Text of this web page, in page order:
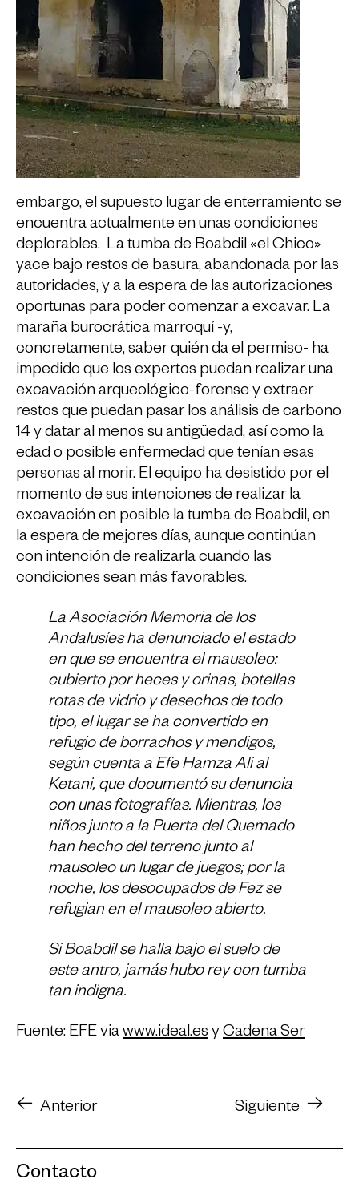
embargo, el supuesto lugar de enterramiento se
encuentra actualmente en unas condiciones
deplorables. La tumba de Boabdil «el Chico»
yace bajo restos de basura, abandonada por las
autoridades, y a la espera de las autorizaciones
oportunas para poder comenzar a excavar. La
maraña burocrática marroquí -y,
concretamente, saber quién da el permiso- ha
impedido que los expertos puedan realizar una
excavación arqueológico-forense y extraer
restos que puedan pasar los análisis de carbono
14 y datar al menos su antigüedad, así como la
edad o posible enfermedad que tenían esas
personas al morir. El equipo ha desistido por el
momento de sus intenciones de realizar la
excavación en posible la tumba de Boabdil, en
la espera de mejores días, aunque continúan
con intención de realizarla cuando las
condiciones sean más favorables.
La Asociación Memoria de los
Andalusíes ha denunciado el estado
en que se encuentra el mausoleo:
cubierto por heces y orinas, botellas
rotas de vidrio y desechos de todo
tipo, el lugar se ha convertido en
refugio de borrachos y mendigos,
según cuenta a Efe Hamza Ali al
Ketani, que documentó su denuncia
con unas fotografías. Mientras, los
niños junto a la Puerta del Quemado
han hecho del terreno junto al
mausoleo un lugar de juegos; por la
noche, los desocupados de Fez se
refugian en el mausoleo abierto.
Si Boabdil se halla bajo el suelo de
este antro, jamás hubo rey con tumba
tan indigna.
Fuente: EFE viawww.ideal.esyCadena Ser
Anterior Siguiente
Contacto